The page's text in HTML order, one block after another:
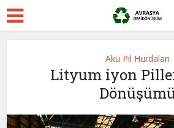
Akü Pil Hurdaları
Lityum iyon